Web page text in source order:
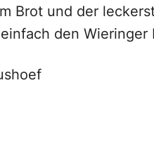
Brot und der
den Wieringer